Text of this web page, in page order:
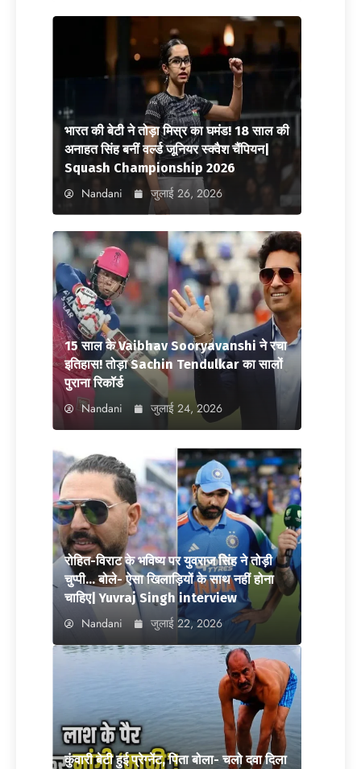
भारत की बेटी ने तोड़ा मिस्र का घमंड! 18 साल की
अनाहत सिंह बनीं वर्ल्ड जूनियर स्क्वैश चैंपियन|
Squash Championship 2026
Nandani जुलाई 26, 2026
15 साल के Vaibhav Sooryavanshi ने रचा
इतिहास! तोड़ा Sachin Tendulkar का सालों
पुराना रिकॉर्ड
Nandani जुलाई 24, 2026
रोहित-विराट के भविष्य पर युवराज सिंह ने तोड़ी
चुप्पी… बोले- ऐसा खिलाड़ियों के साथ नहीं होना
चाहिए| Yuvraj Singh interview
Nandani जुलाई 22, 2026
कुंवारी बेटी हुई प्रेग्नेंट, पिता बोला- चलो दवा दिला